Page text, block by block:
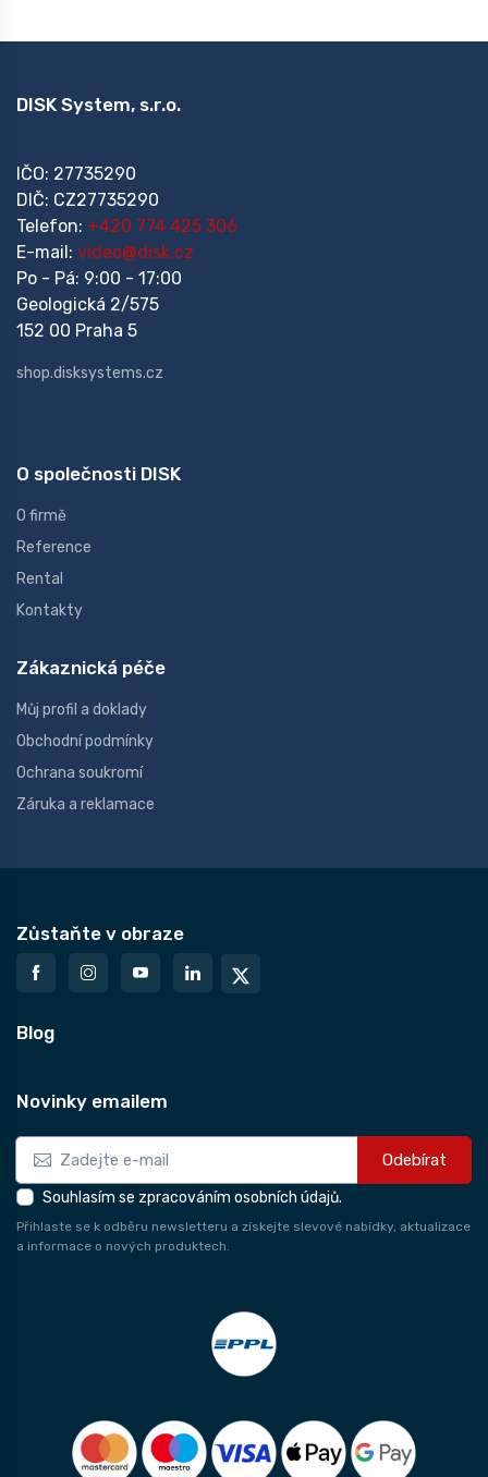
DISK System, s.r.o.
IČO: 27735290
DIČ: CZ27735290
Telefon: +420 774 425 306
E-mail: video@disk.cz
Po - Pá: 9:00 - 17:00
Geologická 2/575
152 00 Praha 5
shop.disksystems.cz
O společnosti DISK
O firmě
Reference
Rental
Kontakty
Zákaznická péče
Můj profil a doklady
Obchodní podmínky
Ochrana soukromí
Záruka a reklamace
Zůstaňte v obraze
Blog
Novinky emailem
Odebírat
Souhlasím se zpracováním osobních údajů.
Přihlaste se k odběru newsletteru a získejte slevové nabídky, aktualizace
a informace o nových produktech.